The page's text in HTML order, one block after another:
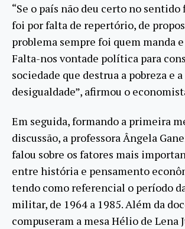
“Se o país não deu certo no
foi por falta de repertório, de
problema sempre foi quem manda
Falta-nos vontade política para
sociedade que destrua a pobreza e a
desigualdade”, afirmou o
Em seguida, formando a primeira
discussão, a professora Ângela
falou sobre os fatores mais
entre história e pensamento
tendo como referencial o período
militar, de 1964 a 1985. Além da
compuseram a mesa Hélio de Lena